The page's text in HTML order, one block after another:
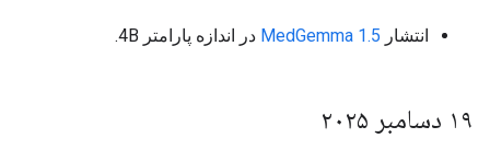
انتشار MedGemma 1.5 در اندازه پارامتر 4B.
۱۹ دسامبر ۲۰۲۵